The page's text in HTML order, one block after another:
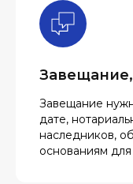
Завещание
дате,
наследников,
основаниям